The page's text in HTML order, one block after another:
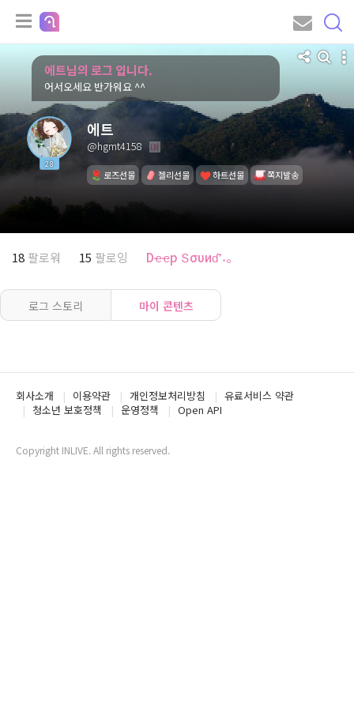
에트님의 로그 입니다.
어서오세요 반가워요 ^^
28
에트
@hgmt4158
로즈선물 젤리선물 하트선물 쪽지발송
18 팔로워 15 팔로잉 Dҽҽp Տσυиɗ⁺˖。
로그 스토리 마이 콘텐츠
회사소개 이용약관 개인정보처리방침
유료서비스 약관
청소년 보호정책
운영정책 Open API
Copyright INLIVE. All rights reserved.